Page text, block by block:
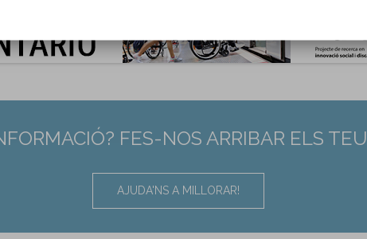
FES-NOS ARRIBAR ELS
AJUDA'NS A MILLORAR!